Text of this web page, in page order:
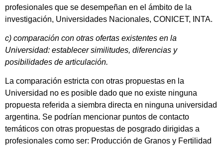
profesionales que se desempeñan en el ámbito de la
investigación, Universidades Nacionales, CONICET, INTA.
c) comparación con otras ofertas existentes en la
Universidad: establecer similitudes, diferencias y
posibilidades de articulación.
La comparación estricta con otras propuestas en la
Universidad no es posible dado que no existe ninguna
propuesta referida a siembra directa en ninguna universidad
argentina. Se podrían mencionar puntos de contacto
temáticos con otras propuestas de posgrado dirigidas a
profesionales como ser: Producción de Granos y Fertilidad